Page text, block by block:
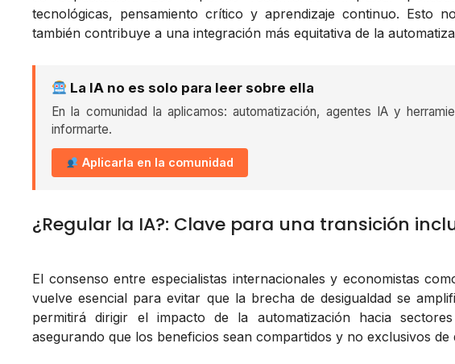
tecnológicas, pensamiento crítico y aprendizaje continuo. Esto
también contribuye a una integración más equitativa de la
La IA no es solo para leer sobre ella
En la comunidad la aplicamos: automatización, agentes IA y
informarte.
Aplicarla en la comunidad
¿Regular la IA?: Clave para una transición
El consenso entre especialistas internacionales y economistas
vuelve esencial para evitar que la brecha de desigualdad se
permitirá dirigir el impacto de la automatización hacia
asegurando que los beneficios sean compartidos y no exclusivos